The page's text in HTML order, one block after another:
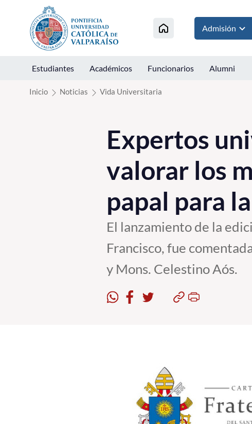
Click acá para ir directamente al contenido
Admisión
Estudiantes Académicos Funcionarios Alumni
Inicio Noticias Vida Universitaria
Expertos
valorar los
papal para
El lanzamiento de la
Francisco, fue
y Mons. Celestino Aós.